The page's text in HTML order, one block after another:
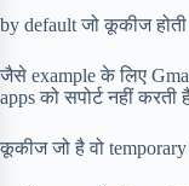
by default जो कूकीज होती
जैसे example के लिए
apps को सपोर्ट नहीं करती
कूकीज जो है वो